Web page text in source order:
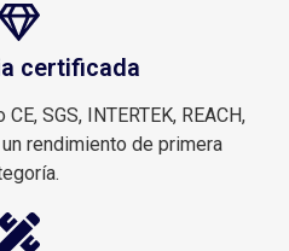
certificada
SGS, INTERTEK, REACH,
rendimiento de primera